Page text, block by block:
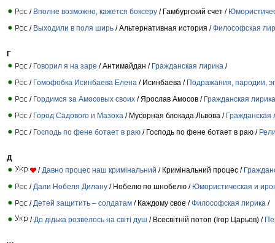
/ Вполне возможно, кажется боксеру / Гамбургский счет /
/ Выходили в поля ширь / Альтернативная история /Философская
Г
/ Говорил я на заре / Антимайдан / Гражданская лирика /
/ Гомофобка Исинбаева Елена / Исинбаева / Подражания, пародии,
/ Гордимся за Амосовых своих / Ярослав Амосов / Гражданская лирика
/ Город Садового и Мазоха / Мусорная блокада Львова / Гражданская
/ Господь по фене ботает в раю / Господь по фене ботает в раю /
Д
/ Давно процес наш кримінальний / Кримінальний процес /
/ Дали Нобеля Дилану / Нобелю по шнобелю / Юмористическая и
/ Детей защитить – солдатам / Каждому свое /Философская лирика /
/ До дідька розвелось на світі душ / Всесвітній потоп (Ігор Царьов) /